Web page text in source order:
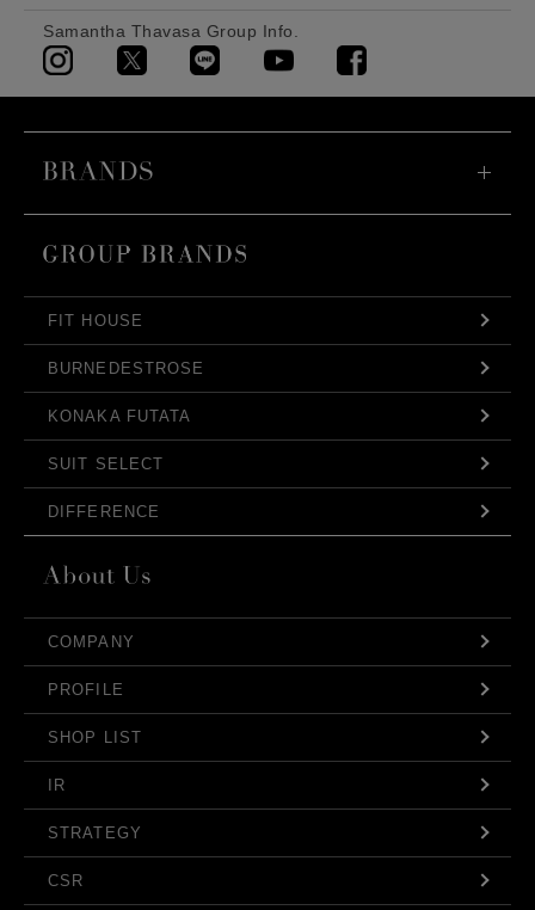
Samantha Thavasa Group Info.
FIT HOUSE
BURNEDESTROSE
KONAKA FUTATA
SUIT SELECT
DIFFERENCE
COMPANY
PROFILE
SHOP LIST
IR
STRATEGY
CSR